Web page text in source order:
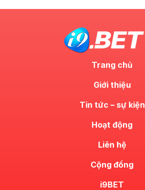
Trang chủ
Giới thiệu
Tin tức – sự kiện
Hoạt động
Liên hệ
Cộng đồng
i9BET